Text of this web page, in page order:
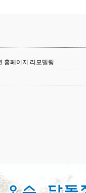
홈페이지 리모델링